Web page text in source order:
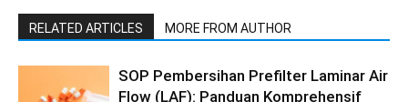
RELATED ARTICLES MORE FROM AUTHOR
SOP Pembersihan Prefilter Laminar Air
Flow (LAF): Panduan Komprehensif